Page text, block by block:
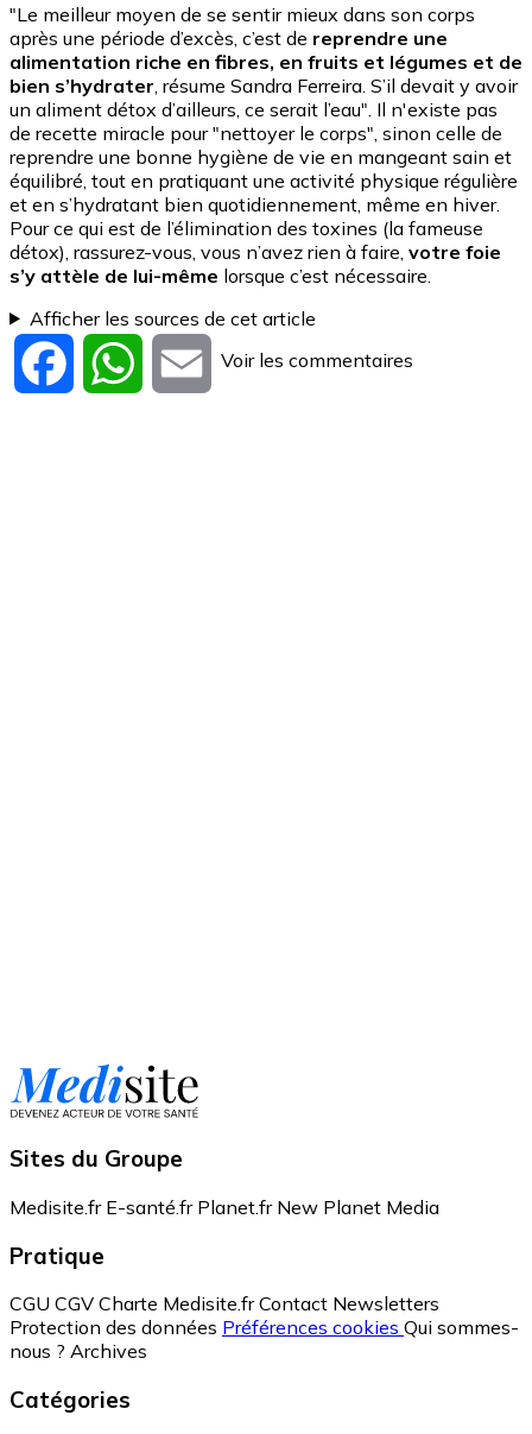
"Le meilleur moyen de se sentir mieux dans son corps
après une période d’excès, c’est de reprendre une
alimentation riche en fibres, en fruits et légumes et de
bien s’hydrater , résume Sandra Ferreira. S’il devait y avoir
un aliment détox d’ailleurs, ce serait l’eau". Il n'existe pas
de recette miracle pour "nettoyer le corps", sinon celle de
reprendre une bonne hygiène de vie en mangeant sain et
équilibré, tout en pratiquant une activité physique régulière
et en s’hydratant bien quotidiennement, même en hiver.
Pour ce qui est de l’élimination des toxines (la fameuse
détox), rassurez-vous, vous n’avez rien à faire, votre foie
s’y attèle de lui-même lorsque c’est nécessaire.
Afficher les sources de cet article
Facebook WhatsApp
Email
Voir les commentaires
Sites du Groupe
Medisite.fr E-santé.fr Planet.fr New Planet Media
Pratique
CGU CGV Charte Medisite.fr Contact Newsletters
Protection des données Préférences cookies Qui sommes-
nous ? Archives
Catégories